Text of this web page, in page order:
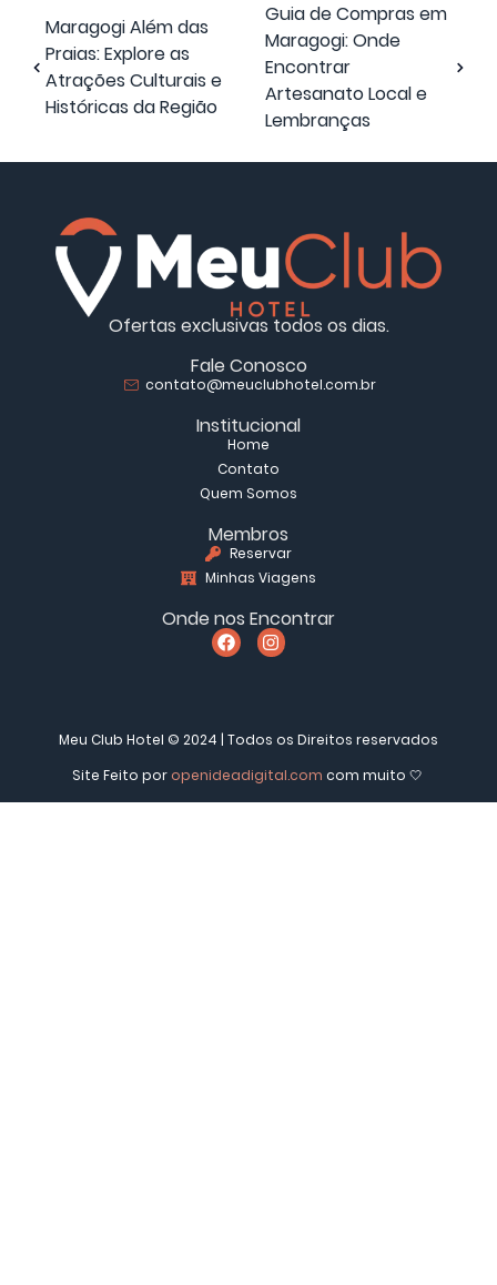
Maragogi Além das
Praias: Explore as
Atrações Culturais e
Históricas da Região
Guia de Compras em
Maragogi: Onde
Encontrar
Artesanato Local e
Lembranças
Ofertas exclusivas todos os dias.
Fale Conosco
contato@meuclubhotel.com.br
Institucional
Home
Contato
Quem Somos
Membros
Reservar
Minhas Viagens
Onde nos Encontrar
Meu Club Hotel © 2024 | Todos os Direitos reservados
Site Feito por openideadigital.com com muito 🤍